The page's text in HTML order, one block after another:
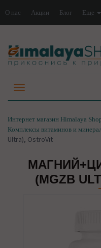
О нас Акции Блог Еще
Интернет магазин Himalaya
Комплексы витаминов и
Ultra), OstroVit
(MGZB